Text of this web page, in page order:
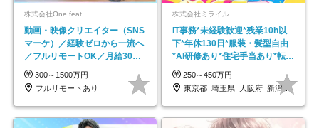
株式会社One feat.
動画・映像クリエイター（SNS
マーケ）／経験ゼロから一流へ
／フルリモートOK／月給30万
円～／年休130日以上
300～1500万円
フルリモートあり
株式会社ミライル
IT事務*未経験歓迎*残業10h以
下*年休130日*服装・髪型自由
*AI研修あり*住宅手当あり*転勤
なし
250～450万円
東京都_埼玉県_大阪府_新潟県_福岡県